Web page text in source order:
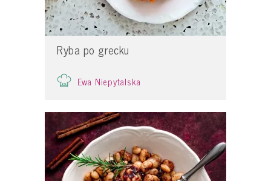
Ryba po grecku
Ewa Niepytalska